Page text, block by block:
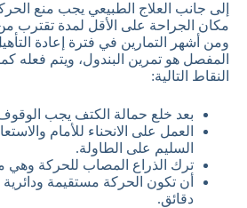
إلى جانب العلاج الطبيعي يجب منع
مكان الجراحة على الأقل لمدة تقترب
ومن أشهر التمارين في فترة إعادة
المفصل هو تمرين البندول، ويتم فعله
النقاط التالية:
بعد خلع حمالة الكتف يجب
العمل على الانحناء للأمام
السليم على الطاولة.
ترك الذراع المصاب للحركة وهي
دقائق.